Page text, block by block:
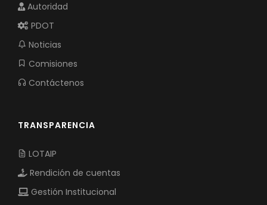
Autoridad
PDOT
Noticias
Comisiones
Contáctenos
TRANSPARENCIA
LOTAIP
Rendición de cuentas
Gestión Institucional